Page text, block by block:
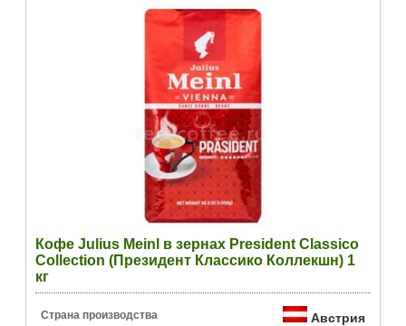
Кофе Julius Meinl в зернах President Classico
Collection (Президент Классико Коллекшн) 1
кг
Страна производства Австрия